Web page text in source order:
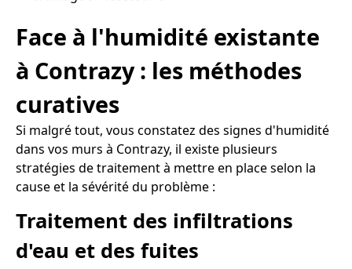
Face à l'humidité existante
à Contrazy : les méthodes
curatives
Si malgré tout, vous constatez des signes d'humidité
dans vos murs à Contrazy, il existe plusieurs
stratégies de traitement à mettre en place selon la
cause et la sévérité du problème :
Traitement des infiltrations
d'eau et des fuites